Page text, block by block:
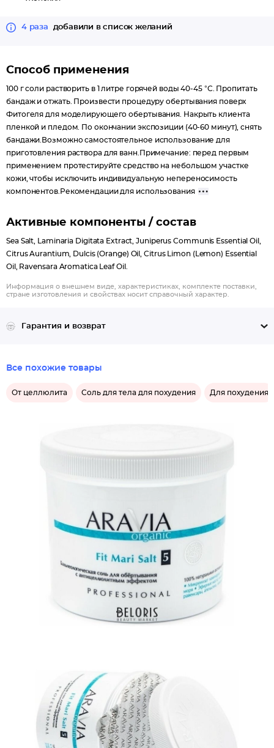
процессы в подкожно-жировой клетчатке и эффективно
иммуностимулирующее действие, обладают выраженной
Масло равенсары отлично справляется с мышечным
напряжением, расслабляет и снимает усталость.
благоприятное воздействие на организм: успокаивают,
улучшают эмоциональный фон.
4 раза добавили в список желаний
Способ применения
100 г соли растворить в 1 литре горячей воды 40-45 °С. Пропитать
бандаж и отжать. Произвести процедуру обертывания поверх
Фитогеля для моделирующего обертывания. Накрыть клиента
пленкой и пледом. По окончании экспозиции (40-60 минут), снять
бандажи.Возможно самостоятельное использование для
приготовления раствора для ванн.Примечание: перед первым
применением протестируйте средство на небольшом участке
кожи, чтобы исключить индивидуальную непереносимость
компонентов.Рекомендации для использования
Активные компоненты / состав
Sea Salt, Laminaria Digitata Extract, Juniperus Communis Essential Oil,
Citrus Aurantium, Dulcis (Orange) Oil, Citrus Limon (Lemon) Essential
Oil, Ravensara Aromatica Leaf Oil.
Информация о внешнем виде, характеристиках, комплекте поставки,
стране изготовления и свойствах носит справочный характер.
Гарантия и возврат
Все похожие товары
От целлюлита Соль для тела для похудения Для похудения